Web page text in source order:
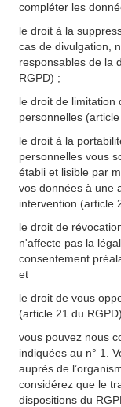
compléter les
le droit à la
cas de divulgation,
responsables de la
RGPD) ;
le droit de limitation
personnelles
le droit à la
personnelles vous
établi et lisible par
vos données à une
intervention (article
le droit de
n'affecte pas la
consentement
et
le droit de vous
(article 21 du RGPD),
vous pouvez nous
indiquées au n° 1.
auprès de
considérez que le
dispositions du